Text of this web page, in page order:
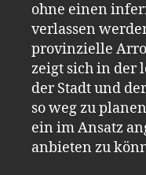
ohne einen
verlassen
provinzielle
zeigt sich in der
der Stadt und
so weg zu
ein im Ansatz
anbieten zu